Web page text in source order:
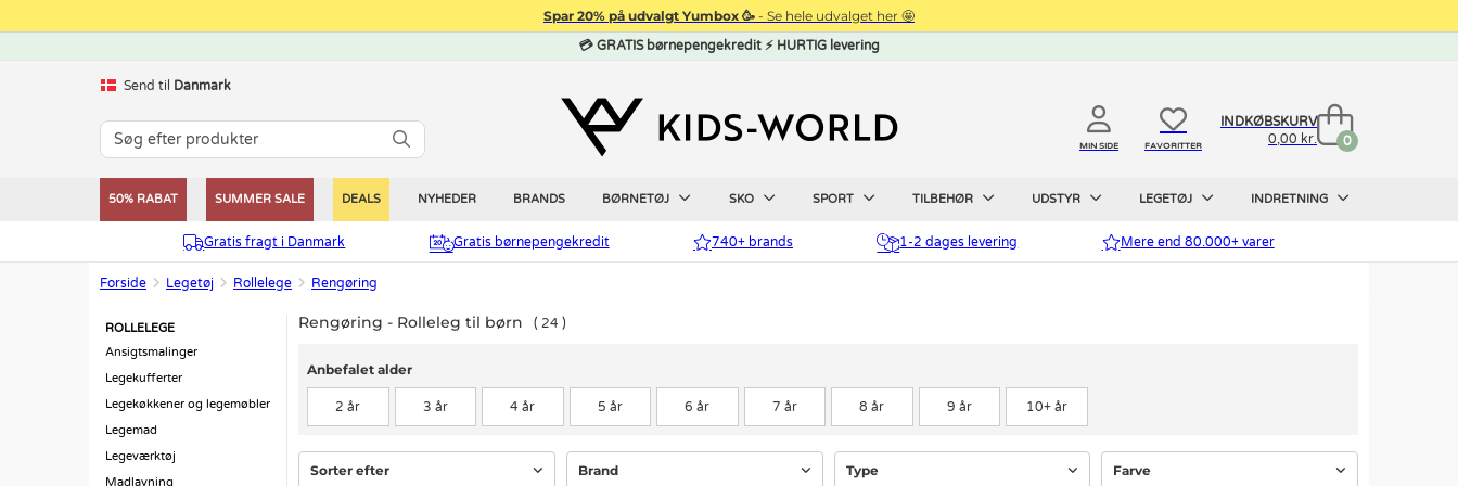
Spar 20% på udvalgt Yumbox 🥳 - Se hele udvalget her 🤩
💳 GRATIS børnepengekredit ⚡ HURTIG levering
Send til Danmark
MIN SIDE FAVORITTER
INDKØBSKURV
0,00 kr.
0
50% RABAT SUMMER SALE DEALS NYHEDER BRANDS BØRNETØJ SKO SPORT TILBEHØR UDSTYR LEGETØJ INDRETNING
Gratis fragt i Danmark Gratis børnepengekredit 740+ brands 1-2 dages levering Mere end 80.000+ varer
Forside Legetøj Rollelege Rengøring
ROLLELEGE
Ansigtsmalinger
Legekufferter
Legekøkkener og legemøbler
Legemad
Legeværktøj
Madlavning
Rengøring - Rolleleg til børn 24
Anbefalet alder
2 år 3 år 4 år 5 år 6 år 7 år 8 år 9 år 10+ år
Sorter efter Brand Type Farve